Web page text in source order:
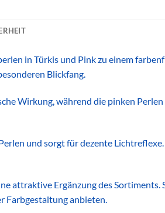
in Türkis und Pink zu einem
Blickfang.
Wirkung, während die pinken
und sorgt für dezente
attraktive Ergänzung des
Farbgestaltung anbieten.